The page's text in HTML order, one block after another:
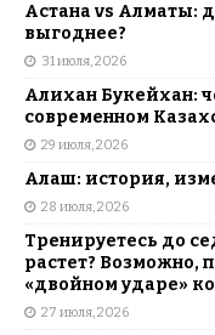
Астана vs Алматы:
выгоднее?
31 июля, 2026
Алихан Букейхан:
современном
29 июля, 2026
Алаш: история,
28 июля, 2026
Тренируетесь до
растет? Возможно,
«двойном ударе»
27 июля, 2026